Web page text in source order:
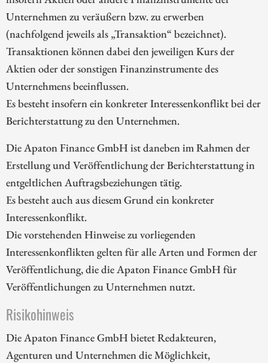
Unternehmen zu veräußern bzw. zu erwerben
(nachfolgend jeweils als „Transaktion“ bezeichnet).
Transaktionen können dabei den jeweiligen Kurs der
Aktien oder der sonstigen Finanzinstrumente des
Unternehmens beeinflussen.
Es besteht insofern ein konkreter Interessenkonflikt bei der
Berichterstattung zu den Unternehmen.
Die Apaton Finance GmbH ist daneben im Rahmen der
Erstellung und Veröffentlichung der Berichterstattung in
entgeltlichen Auftragsbeziehungen tätig.
Es besteht auch aus diesem Grund ein konkreter
Interessenkonflikt.
Die vorstehenden Hinweise zu vorliegenden
Interessenkonflikten gelten für alle Arten und Formen der
Veröffentlichung, die die Apaton Finance GmbH für
Veröffentlichungen zu Unternehmen nutzt.
Risikohinweis
Die Apaton Finance GmbH bietet Redakteuren,
Agenturen und Unternehmen die Möglichkeit,